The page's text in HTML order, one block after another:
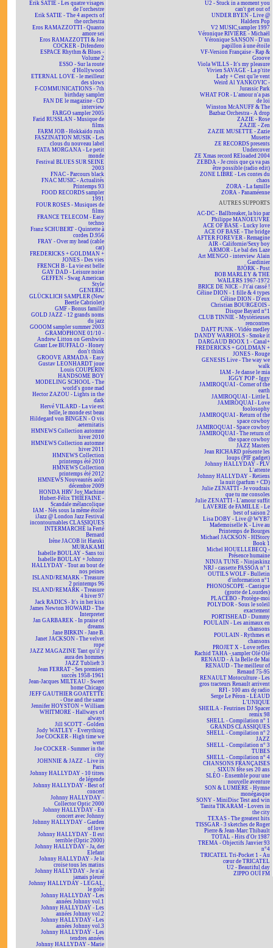
Erik SATIE - Les quatre visages
de l'orchestre
Erik SATIE - The 4 aspects of
the orchestra
Eros RAMAZZOTTI - Quanto
amore sei
Eros RAMAZZOTTI & Joe
COCKER - Difendero
ESPACE Rhythm & Blues -
Volume 2
ESSO - Sur la route
d'Hollywood
ETERNAL LOVE - le meilleur
des slows
F-COMMUNICATIONS - 7th
birthday sampler
FAN DE le magazine - CD
interview
FARGO sampler 2005
Farid RUSSLAN - Musique de
films
FARM JOB - Hokkaïdo rush
FASZINATION MUSIK - Les
clous du nouveau label
FATA MORGANA - Le petit
monde
Festival BLUES SUR SEINE
2003
FNAC - Parcours black
FNAC MUSIC - Actualités
Printemps 93
FOOD RECORDS sampler
1991
FOUR ROSES - Musiques de
films
FRANCE TELECOM - Easy
techno
Franz SCHUBERT - Quintette à
cordes D.956
FRAY - Over my head (cable
car)
FREDERICKS + GOLDMAN +
JONES - Des vies
FRENCH B - La vie est belle
GAY DAD - Leisure noise
GEFFEN - Swag American
Style
GENERIC
GLÜCKLICH SAMPLER (New
Beetle Cabriolet)
GMF - Bonus famille
GOLD JAZZ - 12 grands noms
du jazz
GOOOM sampler summer 2003
GRAMOPHONE 01/10 -
Andrew Litton on Gershwin
Grant Lee BUFFALO - Honey
don't think
GROOVE ARMADA - Easy
Gustav LEONHARDT joue
Louis COUPERIN
HANDSOME BOY
MODELING SCHOOL - The
world's gone mad
Hector ZAZOU - Lights in the
dark
Hervé VILARD - La vie est
belle, le monde est beau
Hildegard von BINGEN - O vis
aeternitatis
HMNEWS Collection automne
hiver 2010
HMNEWS Collection automne
hiver 2011
HMNEWS Collection
printemps été 2010
HMNEWS Collection
printemps été 2012
HMNEWS Nouveautés août
décembre 2009
HONDA HRV Joy Machine
Hubert-Félix THIÉFAINE -
Scandale mélancolique
IAM - Nés sous la même étoile
iJazz @ London Jazz Festival
incontournables CLASSIQUES
INTERMARCHÉ la Ferté
Bernard
Irène JACOB lit Haruki
MURAKAMI
Isabelle BOULAY - Sans toi
Isabelle BOULAY + Johnny
HALLYDAY - Tout au bout de
nos peines
ISLAND/REMARK - Treasure
2 printemps 96
ISLAND/REMARK - Treasure
4 hiver 97
Jack RADICS - It's in her kiss
James Newton HOWARD - The
Interpreter
Jan GARBAREK - In praise of
dreams
Jane BIRKIN - Jane B.
Janet JACKSON - The velvet
rope
JAZZ MAGAZINE Tant qu'il y
aura des hommes
JAZZ Tublieft 3
Jean FERRAT - Ses premiers
succès 1958-1961
Jean-Jacques MILTEAU - Sweet
home Chicago
JEFF GAUTHIER GOATETTE
- One and the same
Jennifer HOYSTON + William
WHITMORE - Hallways of
always
Jill SCOTT - Golden
Jody WATLEY - Everything
Joe COCKER - High time we
went
Joe COCKER - Summer in the
city
JOHNNIE & JAZZ - Live in
Paris
Johnny HALLYDAY - 10 titres
de légende
Johnny HALLYDAY - Best of
concert
Johnny HALLYDAY -
Collector Optic 2000
Johnny HALLYDAY - En
concert avec Johnny
Johnny HALLYDAY - Garden
of love
Johnny HALLYDAY - Il est
terrible (Optic 2000)
Johnny HALLYDAY - Ja, der
Elefant
Johnny HALLYDAY - Je la
croise tous les matins
Johnny HALLYDAY - Je n'ai
jamais pleuré
Johnny HALLYDAY - LEGAL,
le goût
Johnny HALLYDAY - Les
années Johnny vol.1
Johnny HALLYDAY - Les
années Johnny vol.2
Johnny HALLYDAY - Les
années Johnny vol.3
Johnny HALLYDAY - Les
tendres années
Johnny HALLYDAY - Marie
U2 - Stuck in a moment you
can't get out of
UNDER BYEN - Live @
Haldern Pop
V2 MUSIC sampler 1997
Véronique RIVIÈRE - Michaël
Véronique SANSON - D'un
papillon à une étoile
VF-Version Française - Rap &
Groove
Viola WILLS - It's my pleasure
Vivien SAVAGE - La p'tite
Lady + C'est qu'le vent
Weird Al YANKOVIC -
Jurassic Park
WHAT FOR - L'amour n'a pas
de loi
Winston McANUFF & The
Bazbaz Orchestra - A drop
ZAZIE - Rose
ZAZIE - Zen
ZAZIE MUSETTE - Zazie
Musette
ZE RECORDS presents
Undercover
ZE Xmas record REloaded 2004
ZEBDA - Je crois que ça va pas
être possible (radio edit)
ZONE LIBRE - Les contes du
chaos
ZORA - La famille
ZORA - Panaméenne
AUTRES SUPPORTS
AC-DC - Ballbreaker, la bio par
Philippe MANOEUVRE
ACE OF BASE - Lucky love
ACE OF BASE - The bridge
AFTER FOREVER - Remagine
AIR - Californie/Sexy boy
ARMOR - Le bal des Laze
Art MENGO - interview Alain
Gardinier
BJÖRK - Post
BOB MARLEY & THE
WAILERS 1967-1972
BRICE DE NICE - J't'ai cassé !
Céline DION - 1 fille & 4 types
Céline DION - D'eux
Christian BOURGEOIS -
Disque Bayard n°1
CLUB TINNIE - Mystérieuses
rencontres
DAFT PUNK - Vidéo medley
DANDY WARHOLS - Smoke it
DARGAUD BOOX 1 - Canal+
FREDERICKS + GOLDMAN +
JONES - Rouge
GENESIS Live - The way we
walk
IAM - Je danse le mia
IGGY POP - Iggy
JAMIROQUAI - Corner of the
earth
JAMIROQUAI - Little L
JAMIROQUAI - Love
foolosophy
JAMIROQUAI - Return of the
space cowboy
JAMIROQUAI - Space cowboy
JAMIROQUAI - The return of
the space cowboy
JAZZ Masters
Jean RICHARD présente les
loups (PIF gadget)
Johnny HALLYDAY - PLV
L'attente
Johnny HALLYDAY - Retiens
la nuit (parfum + CD)
Julie ZENATTI - Je voudrais
que tu me consoles
Julie ZENATTI - L'amour suffit
LAVERIE de FAMILLE - Le
best of saison 2
Lisa DOBY - Live @ WYB7
Mademoiselle K - Live au
Printemps de Bourges
Michael JACKSON - HIStory
Book 1
Michel HOUELLEBECQ -
Présence humaine
NINJA TUNE - Ninjaskinz
NRJ - cassette PASSOA n° 1
OUTILS WOLF - Bulletin
d'information n°1
PHONOSCOPE - Cantique
(grotte de Lourdes)
PLACEBO - Protège-moi
POLYDOR - Sous le soleil
exactement
PORTISHEAD - Dummy
POULAIN - Les animaux en
chansons
POULAIN - Rythmes et
chansons
PROJET X - Love reflex
Rachid TAHA - sampler Olé Olé
RENAUD - À la Belle de Mai
RENAUD - The meilleur of
Renaud 75-95
RENAULT Motoculture - Les
gros tracteurs Renault arrivent
RFI - 100 ans de radio
Serge Le Péron - LÉAUD
L'UNIQUE
SHEILA - Feutrines DJ Spacer
remix 98
SHELL - Compilation n° 1
GRANDS CLASSIQUES
SHELL - Compilation n° 2
JAZZ
SHELL - Compilation n° 3
TUBES
SHELL - Compilation n° 4
CHANSONS FRANÇAISES
SIXUN fête ses 20 ans
SLÉO - Ensemble pour une
nouvelle aventure
SON & LUMIÈRE - Hymne
monégasque
SONY - MiniDisc Test and win
Tanita TIKARAM - Lovers in
the city
TEXAS - The greatest hits
TISSGAR - 3 sketches de Roger
Pierre & Jean-Marc Thibault
TOTAL - Hits d'Or 1987
TREMA - Objectifs Janvier 93
n°4
TRICATEL Tri-Pocket 1 - Au
cœur de TRICATEL
U2 - Beautiful day
ZIPPO OUÏ FM